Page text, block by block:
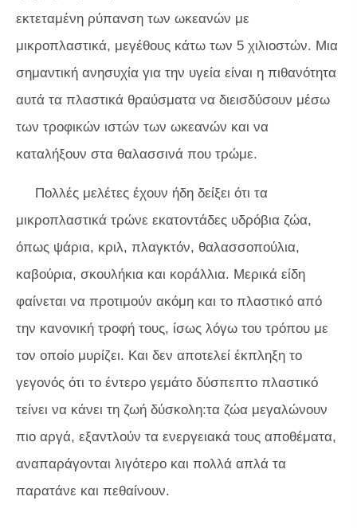
εκτεταμένη ρύπανση των ωκεανών με
μικροπλαστικά, μεγέθους κάτω των 5 χιλιοστών. Μια
σημαντική ανησυχία για την υγεία είναι η πιθανότητα
αυτά τα πλαστικά θραύσματα να διεισδύσουν μέσω
των τροφικών ιστών των ωκεανών και να
καταλήξουν στα θαλασσινά που τρώμε.
Πολλές μελέτες έχουν ήδη δείξει ότι τα
μικροπλαστικά τρώνε εκατοντάδες υδρόβια ζώα,
όπως ψάρια, κριλ, πλαγκτόν, θαλασσοπούλια,
καβούρια, σκουλήκια και κοράλλια. Μερικά είδη
φαίνεται να προτιμούν ακόμη και το πλαστικό από
την κανονική τροφή τους, ίσως λόγω του τρόπου με
τον οποίο μυρίζει. Και δεν αποτελεί έκπληξη το
γεγονός ότι το έντερο γεμάτο δύσπεπτο πλαστικό
τείνει να κάνει τη ζωή δύσκολη:τα ζώα μεγαλώνουν
πιο αργά, εξαντλούν τα ενεργειακά τους αποθέματα,
αναπαράγονται λιγότερο και πολλά απλά τα
παρατάνε και πεθαίνουν.